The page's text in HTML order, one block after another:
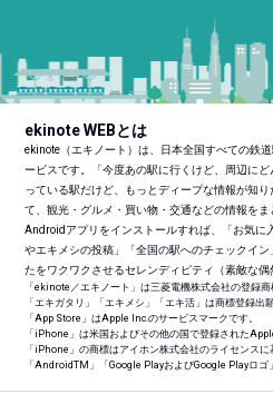
ekinote WEBとは
ekinote（エキノート）は、日本全国すべての鉄
ービスです。「今度あの駅に行くけど、周辺に
っている駅だけど、もっとディープな情報が知
て、観光・グルメ・買い物・交通などの情報を
Androidアプリをインストールすれば、「お気に
やエキメシの投稿」「全国の駅へのチェックイ
たをワクワクさせるセレンディピティ（素敵な
「ekinote／エキノート」は三菱電機株式会社の登録商
「エキガタリ」「エキメシ」「エキ活」は商標登録出
「App Store」はApple Inc.のサービスマークです。
「iPhone」は米国およびその他の国で登録された
「iPhone」の商標はアイホン株式会社のライセンスに
「AndroidTM 」「Google PlayおよびGoogle Playロゴ